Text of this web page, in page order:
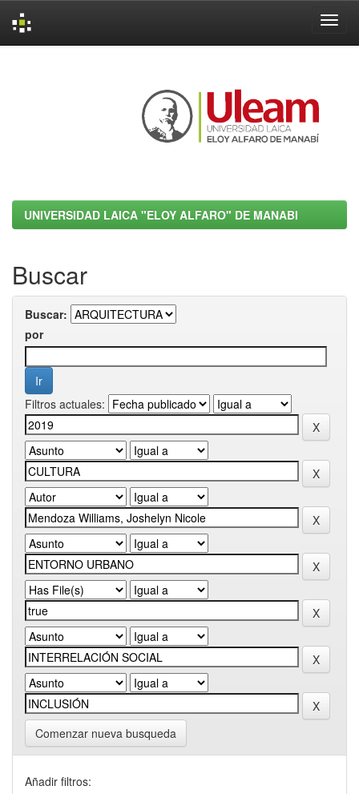
UNIVERSIDAD LAICA "ELOY ALFARO" DE MANABI
Buscar
Buscar:
por
Filtros actuales:
Comenzar nueva busqueda
Añadir filtros: